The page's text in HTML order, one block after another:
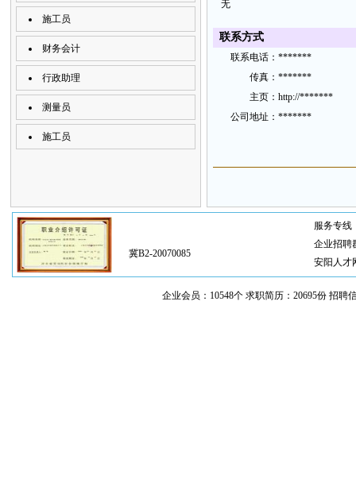
施工员
财务会计
行政助理
测量员
施工员
无
联系方式
联系电话： *******
传真： *******
主页： http://*******
公司地址 ： *******